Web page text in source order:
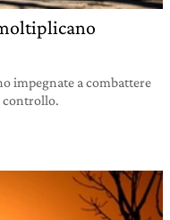
impegnate a combattere
controllo.